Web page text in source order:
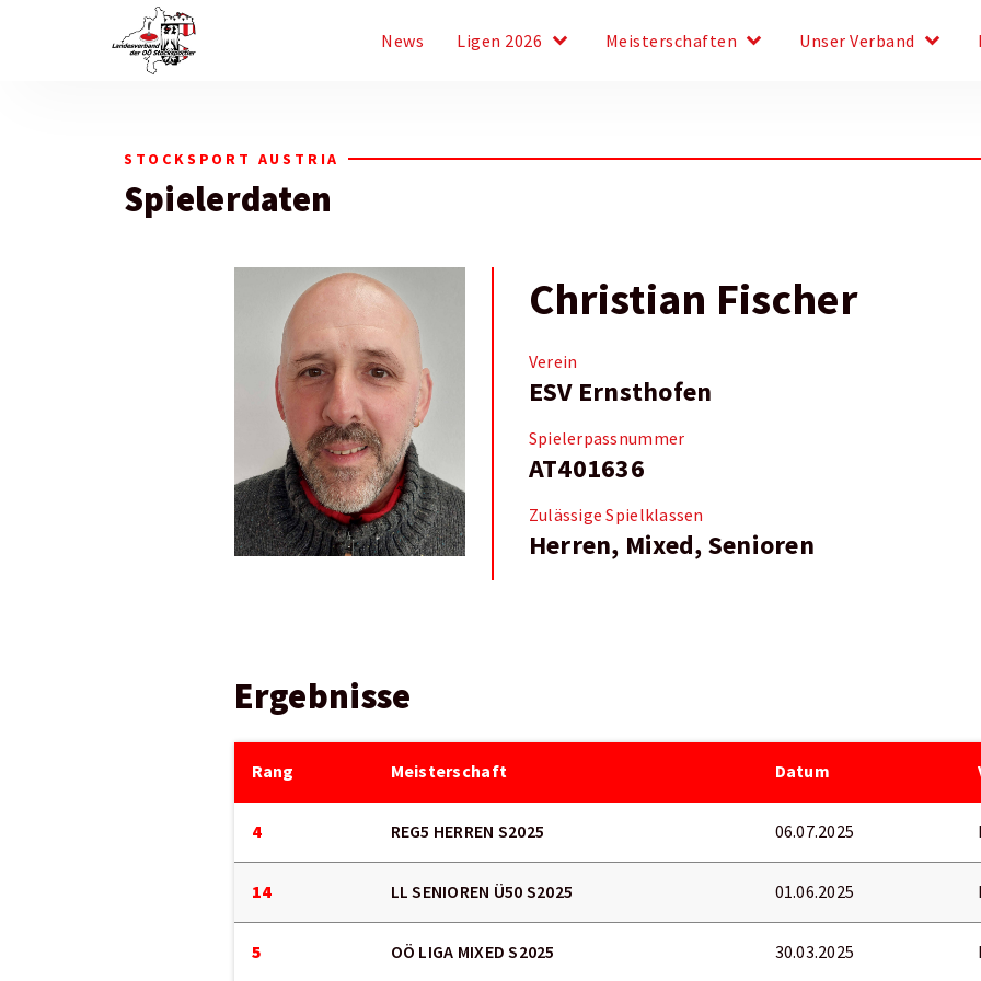
News Ligen 2026 keyboard_arrow_down Meisterschaften keyboard_arrow_down Unser Verband keyboard_arrow_down
STOCKSPORT AUSTRIA
Spielerdaten
Christian Fischer
Verein
ESV Ernsthofen
Spielerpassnummer
AT401636
Zulässige Spielklassen
Herren, Mixed, Senioren
Ergebnisse
Rang Meisterschaft Datum
4 REG5 HERREN S2025 06.07.2025
14 LL SENIOREN Ü50 S2025 01.06.2025
5 OÖ LIGA MIXED S2025 30.03.2025